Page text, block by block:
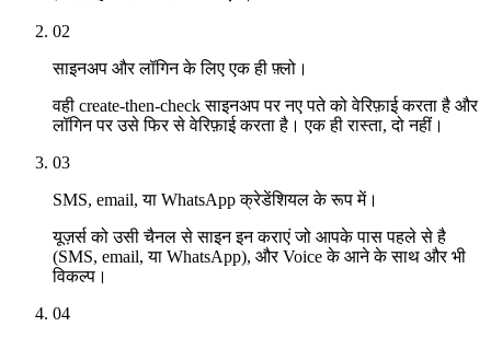
02
साइनअप और लॉगिन के लिए एक ही फ़्लो।
वही create-then-check साइनअप पर नए पते को वेरिफ़ाई करता है और
लॉगिन पर उसे फिर से वेरिफ़ाई करता है। एक ही रास्ता, दो नहीं।
03
SMS, email, या WhatsApp क्रेडेंशियल के रूप में।
यूज़र्स को उसी चैनल से साइन इन कराएं जो आपके पास पहले से है
(SMS, email, या WhatsApp), और Voice के आने के साथ और भी
विकल्प।
04